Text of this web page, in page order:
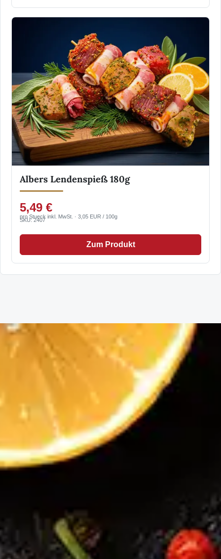
Albers Lendenspieß 180g
5,49 €
pro Stueck inkl. MwSt. · 3,05 EUR / 100g
SKU: 2407
Zum Produkt